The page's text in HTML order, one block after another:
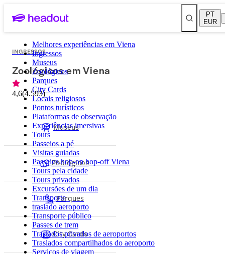
PT
EUR
Melhores experiências em Viena
Ingressos
Museus
Zoológicos
Parques
City Cards
Locais religiosos
Pontos turísticos
Plataformas de observação
Experiências imersivas
Tours
Passeios a pé
Visitas guiadas
Passeios hop-on hop-off Viena
Tours pela cidade
Tours privados
Excursões de um dia
Transporte
traslado aeroporto
Transporte público
Passes de trem
Traslados privados de aeroportos
Traslados compartilhados do aeroporto
Serviços de viagem
INGRESSOS
Zoológicos em Viena
4,6(4.593)
Museus
Zoológicos
Parques
City Cards